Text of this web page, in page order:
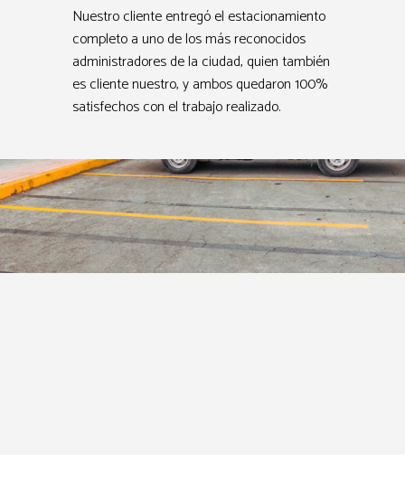
Nuestro cliente entregó el estacionamiento
completo a uno de los más reconocidos
administradores de la ciudad, quien también
es cliente nuestro, y ambos quedaron 100%
satisfechos con el trabajo realizado.